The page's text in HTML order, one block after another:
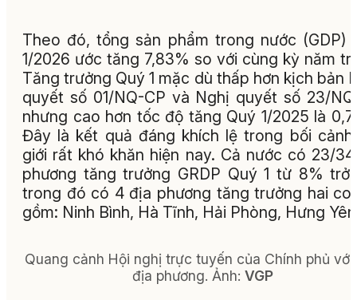
Theo đó, tổng sản phẩm trong nước (GDP)
1/2026 ước tăng 7,83% so với cùng kỳ năm
Tăng trưởng Quý 1 mặc dù thấp hơn kịch bản
quyết số 01/NQ-CP và Nghị quyết số 23/
nhưng cao hơn tốc độ tăng Quý 1/2025 là
Đây là kết quả đáng khích lệ trong bối
giới rất khó khăn hiện nay. Cả nước có 23/
phương tăng trưởng GRDP Quý 1 từ 8% trở
trong đó có 4 địa phương tăng trưởng hai
gồm: Ninh Bình, Hà Tĩnh, Hải Phòng, Hưng
Quang cảnh Hội nghị trực tuyến của Chính phủ với
địa phương. Ảnh: VGP